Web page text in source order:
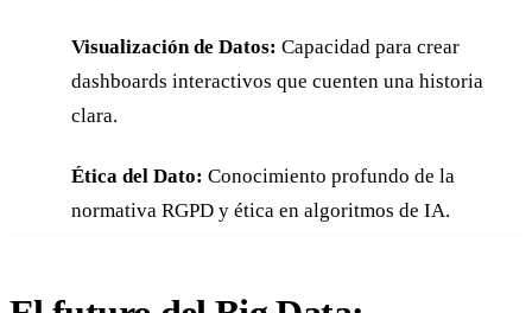
Visualización de Datos: Capacidad para crear
dashboards interactivos que cuenten una historia
clara.
Ética del Dato: Conocimiento profundo de la
normativa RGPD y ética en algoritmos de IA.